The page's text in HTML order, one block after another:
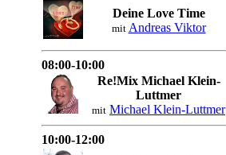
Deine Love Time
mit Andreas Viktor
08:00-10:00
Re!Mix Michael Klein-
Luttmer
mit Michael Klein-Luttmer
10:00-12:00